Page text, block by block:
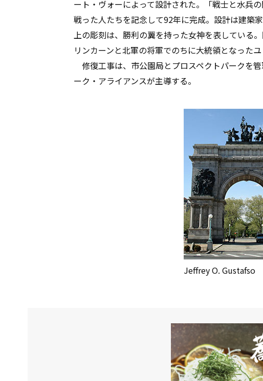
ート・ヴォーによって設計された。「戦士と水兵
戦った人たちを記念して92年に完成。設計は建築
上の彫刻は、勝利の翼を持った女神を表している
リンカーンと北軍の将軍でのちに大統領となった
修復工事は、市公園局とプロスペクトパークを
ーク・アライアンスが主導する。
Jeffrey O. Gustafso